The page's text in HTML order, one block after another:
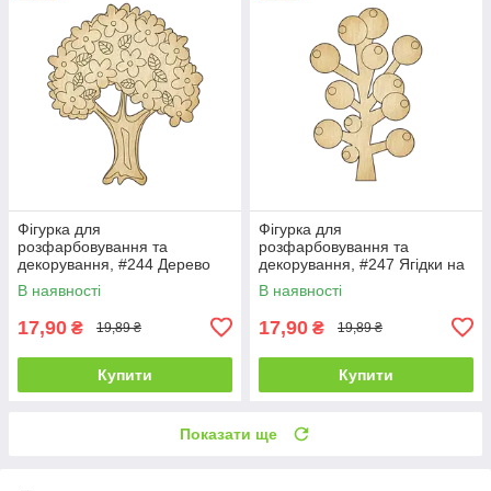
Фігурка для
розфарбовування та
декорування, #244 Дерево
В наявності
17,90 ₴ 19,89 ₴
Купити
Фігурка для
розфарбовування та
декорування, #247 Ягідки на
гілці — 1
В наявності
17,90 ₴ 19,89 ₴
Купити
Показати ще